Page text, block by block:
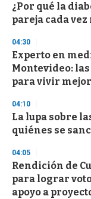
¿Por qué la
pareja cada vez
04:30
Experto en
Montevideo:
para vivir mejor
04:10
La lupa sobre
quiénes se
04:05
Rendición de
para lograr
apoyo a